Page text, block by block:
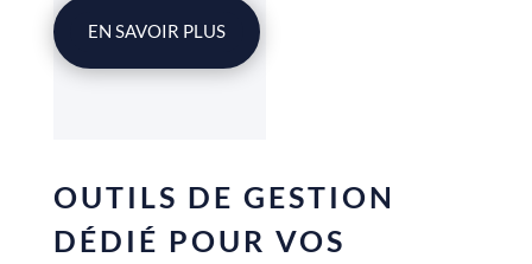
EN SAVOIR PLUS
OUTILS DE GESTION
DÉDIÉ POUR VOS